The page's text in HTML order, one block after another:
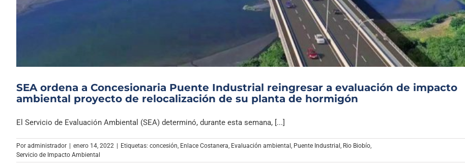
Archivo Sonoro
SEA ordena a Concesionaria Puente Industrial reingresar a evaluación de impacto
ambiental proyecto de relocalización de su planta de hormigón
El Servicio de Evaluación Ambiental (SEA) determinó, durante esta semana, [...]
Por administrador enero 14, 2022 Etiquetas: concesión, Enlace Costanera, Evaluación ambiental , Puente Industrial , Rio Biobío,
Servicio de Impacto Ambiental